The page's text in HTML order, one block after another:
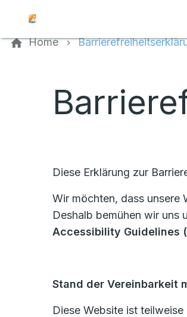
Home
Diese Erklärung zur
Wir möchten, dass unsere
Deshalb bemühen wir uns
Accessibility Guidelines
Stand der Vereinbarkeit
Diese Website ist